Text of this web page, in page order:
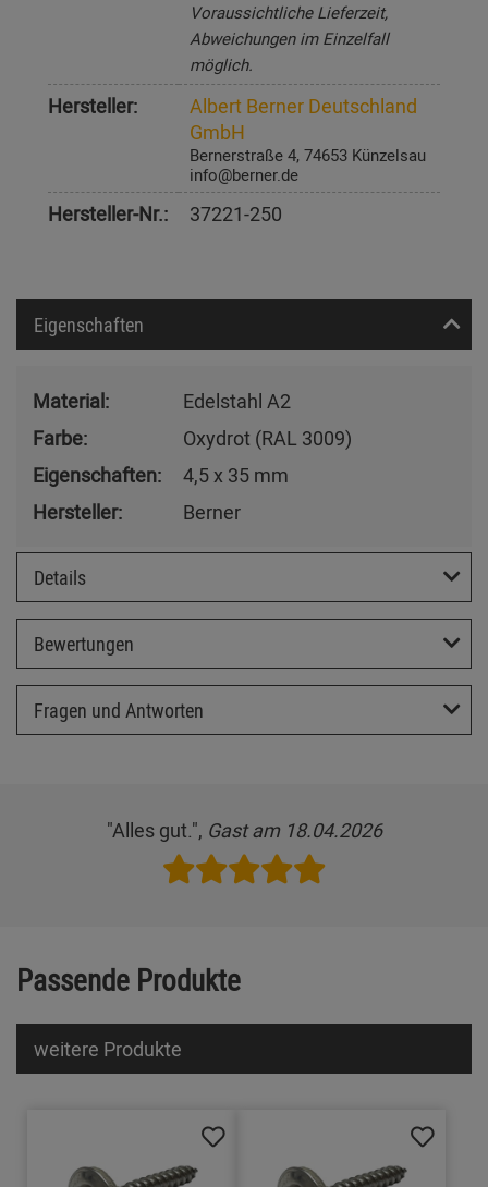
Voraussichtliche Lieferzeit,
Abweichungen im Einzelfall
möglich.
Hersteller:
Albert Berner Deutschland
GmbH
Bernerstraße 4, 74653 Künzelsau
info@berner.de
Hersteller-Nr.: 37221-250
Eigenschaften
Material:
Edelstahl A2
Farbe:
Oxydrot (RAL 3009)
Eigenschaften:
4,5 x 35 mm
Hersteller:
Berner
Details
Bewertungen
Fragen und Antworten
"Alles gut.", Gast am 18.04.2026
Passende Produkte
weitere Produkte